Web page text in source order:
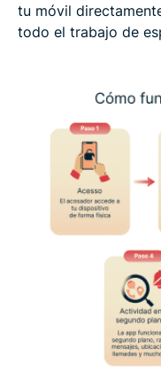
tu móvil
todo el trabajo de